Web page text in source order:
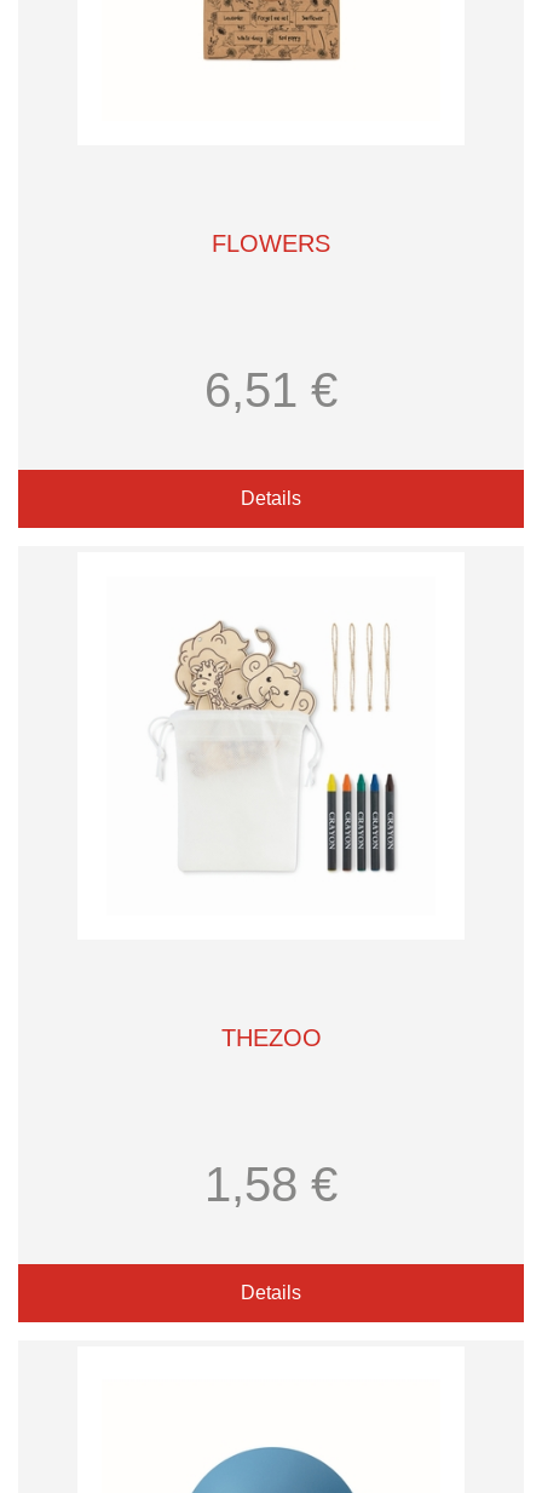
FLOWERS
6,51 €
Details
THEZOO
1,58 €
Details